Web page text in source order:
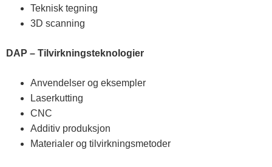
Teknisk tegning
3D scanning
DAP – Tilvirkningsteknologier
Anvendelser og eksempler
Laserkutting
CNC
Additiv produksjon
Materialer og tilvirkningsmetoder